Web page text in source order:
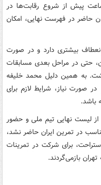
مقررات فیفا، تیم‌ها تا ۲۴ ساعت پیش از شروع رقابت‌ها در
حاضر در فهرست نهایی، امکان
انعطاف بیشتری دارد و در صورت
حتی در مراحل بعدی مسابقات
به همین دلیل محمد خلیفه
صورت نیاز، شرایط لازم برای
باشد.
از لیست نهایی تیم ملی و حضور
در تمرین ایران حاضر نشد،
برای شرکت در تمرینات
بازمی‌گردند.